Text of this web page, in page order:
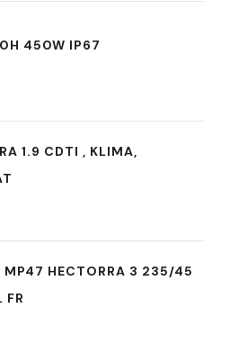
450W IP67
1.9 CDTI , KLIMA,
MP47 HECTORRA 3 235/45
FR